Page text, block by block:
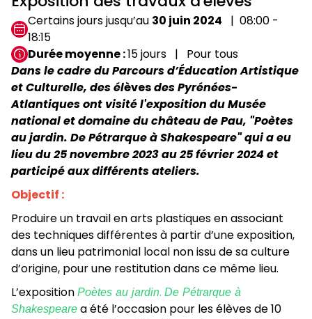
Certains jours jusqu’au 30 juin 2024
08:00 -
18:15
Durée moyenne 15 jours
Pour tous
Dans le cadre du Parcours d’Éducation Artistique
et Culturelle, des élèvesdes Pyrénées-
Atlantiquesont visité l'exposition du Musée
national et domaine du château de Pau, "Poètes
au jardin. De Pétrarque à Shakespeare" qui a eu
lieu du 25 novembre 2023 au 25 février 2024 et
participé aux différents ateliers.
Objectif :
Produire un travail en arts plastiques en associant
des techniques différentes à partir d’une exposition,
dans un lieu patrimonial local non issu de sa culture
d’origine, pour une restitution dans ce même lieu.
L’expositionPoètes au jardin. De Pétrarque à
Shakespearea été l’occasion pour les élèves de 10